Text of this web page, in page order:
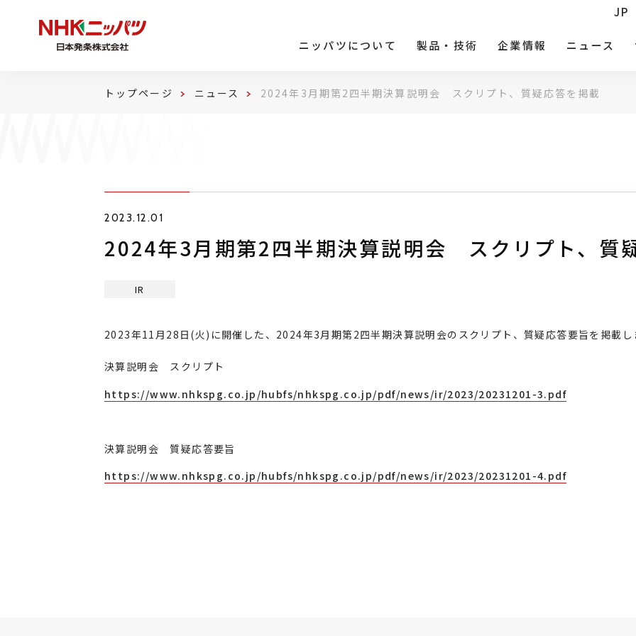
JP
ニッパツについて 製品・技術 企業情報 ニュース
トップページ ニュース 2024年3月期第2四半期決算説明会 スクリプト、質疑応答を掲載
2023.12.01
2024年3月期第2四半期決算説明会 スクリプト、質
IR
2023年11 月 28 日 (火) に開催した、 2024年3月期第2四半期決算説明会のスクリプト、質疑応答要旨を掲載
決算説明会 スクリプト
https://www.nhkspg.co.jp/hubfs/nhkspg.co.jp/pdf/news/ir/2023/20231201-3.pdf
決算説明会 質疑応答要旨
https://www.nhkspg.co.jp/hubfs/nhkspg.co.jp/pdf/news/ir/2023/20231201-4.pdf